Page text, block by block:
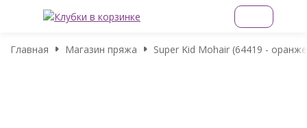
Главная Магазин пряжа Super Kid Mohair (64419 -